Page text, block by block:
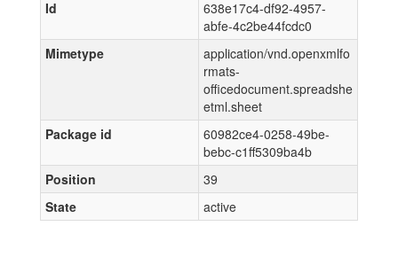
Id
638e17c4-df92-4957-
abfe-4c2be44fcdc0
Mimetype
application/vnd.openxmlfo
rmats-
officedocument.spreadshe
etml.sheet
Package id
60982ce4-0258-49be-
bebc-c1ff5309ba4b
Position
39
State
active